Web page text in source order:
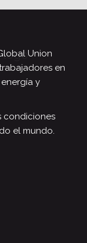
Union
en
y
condiciones
el mundo.